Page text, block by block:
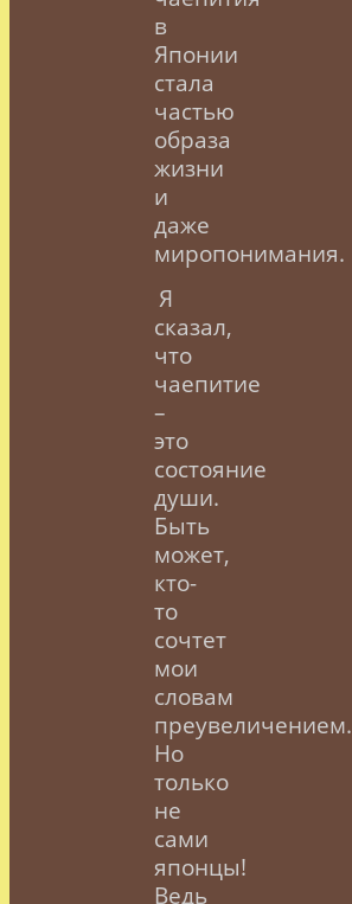
в
Японии
стала
частью
образа
жизни
и
даже
миропонимания.
Я
сказал,
что
чаепитие
–
это
состояние
души.
Быть
может,
кто-
то
сочтет
мои
словам
преувеличением.
Но
только
не
сами
японцы!
Ведь